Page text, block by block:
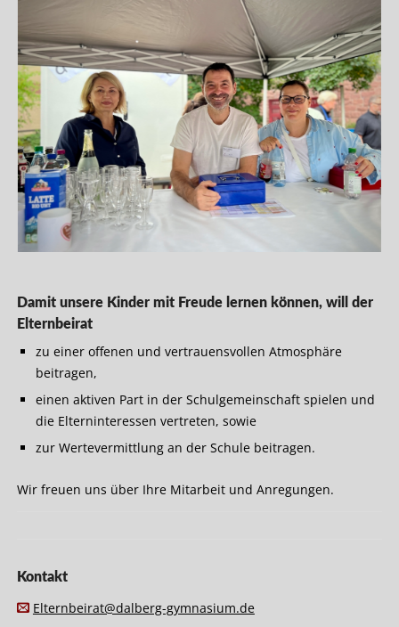
Damit unsere Kinder mit Freude lernen können, will der
Elternbeirat
zu einer offenen und vertrauensvollen Atmosphäre
beitragen,
einen aktiven Part in der Schulgemeinschaft spielen und
die Elterninteressen vertreten, sowie
zur Wertevermittlung an der Schule beitragen.
Wir freuen uns über Ihre Mitarbeit und Anregungen.
Kontakt
Elternbeirat@dalberg-gymnasium.de